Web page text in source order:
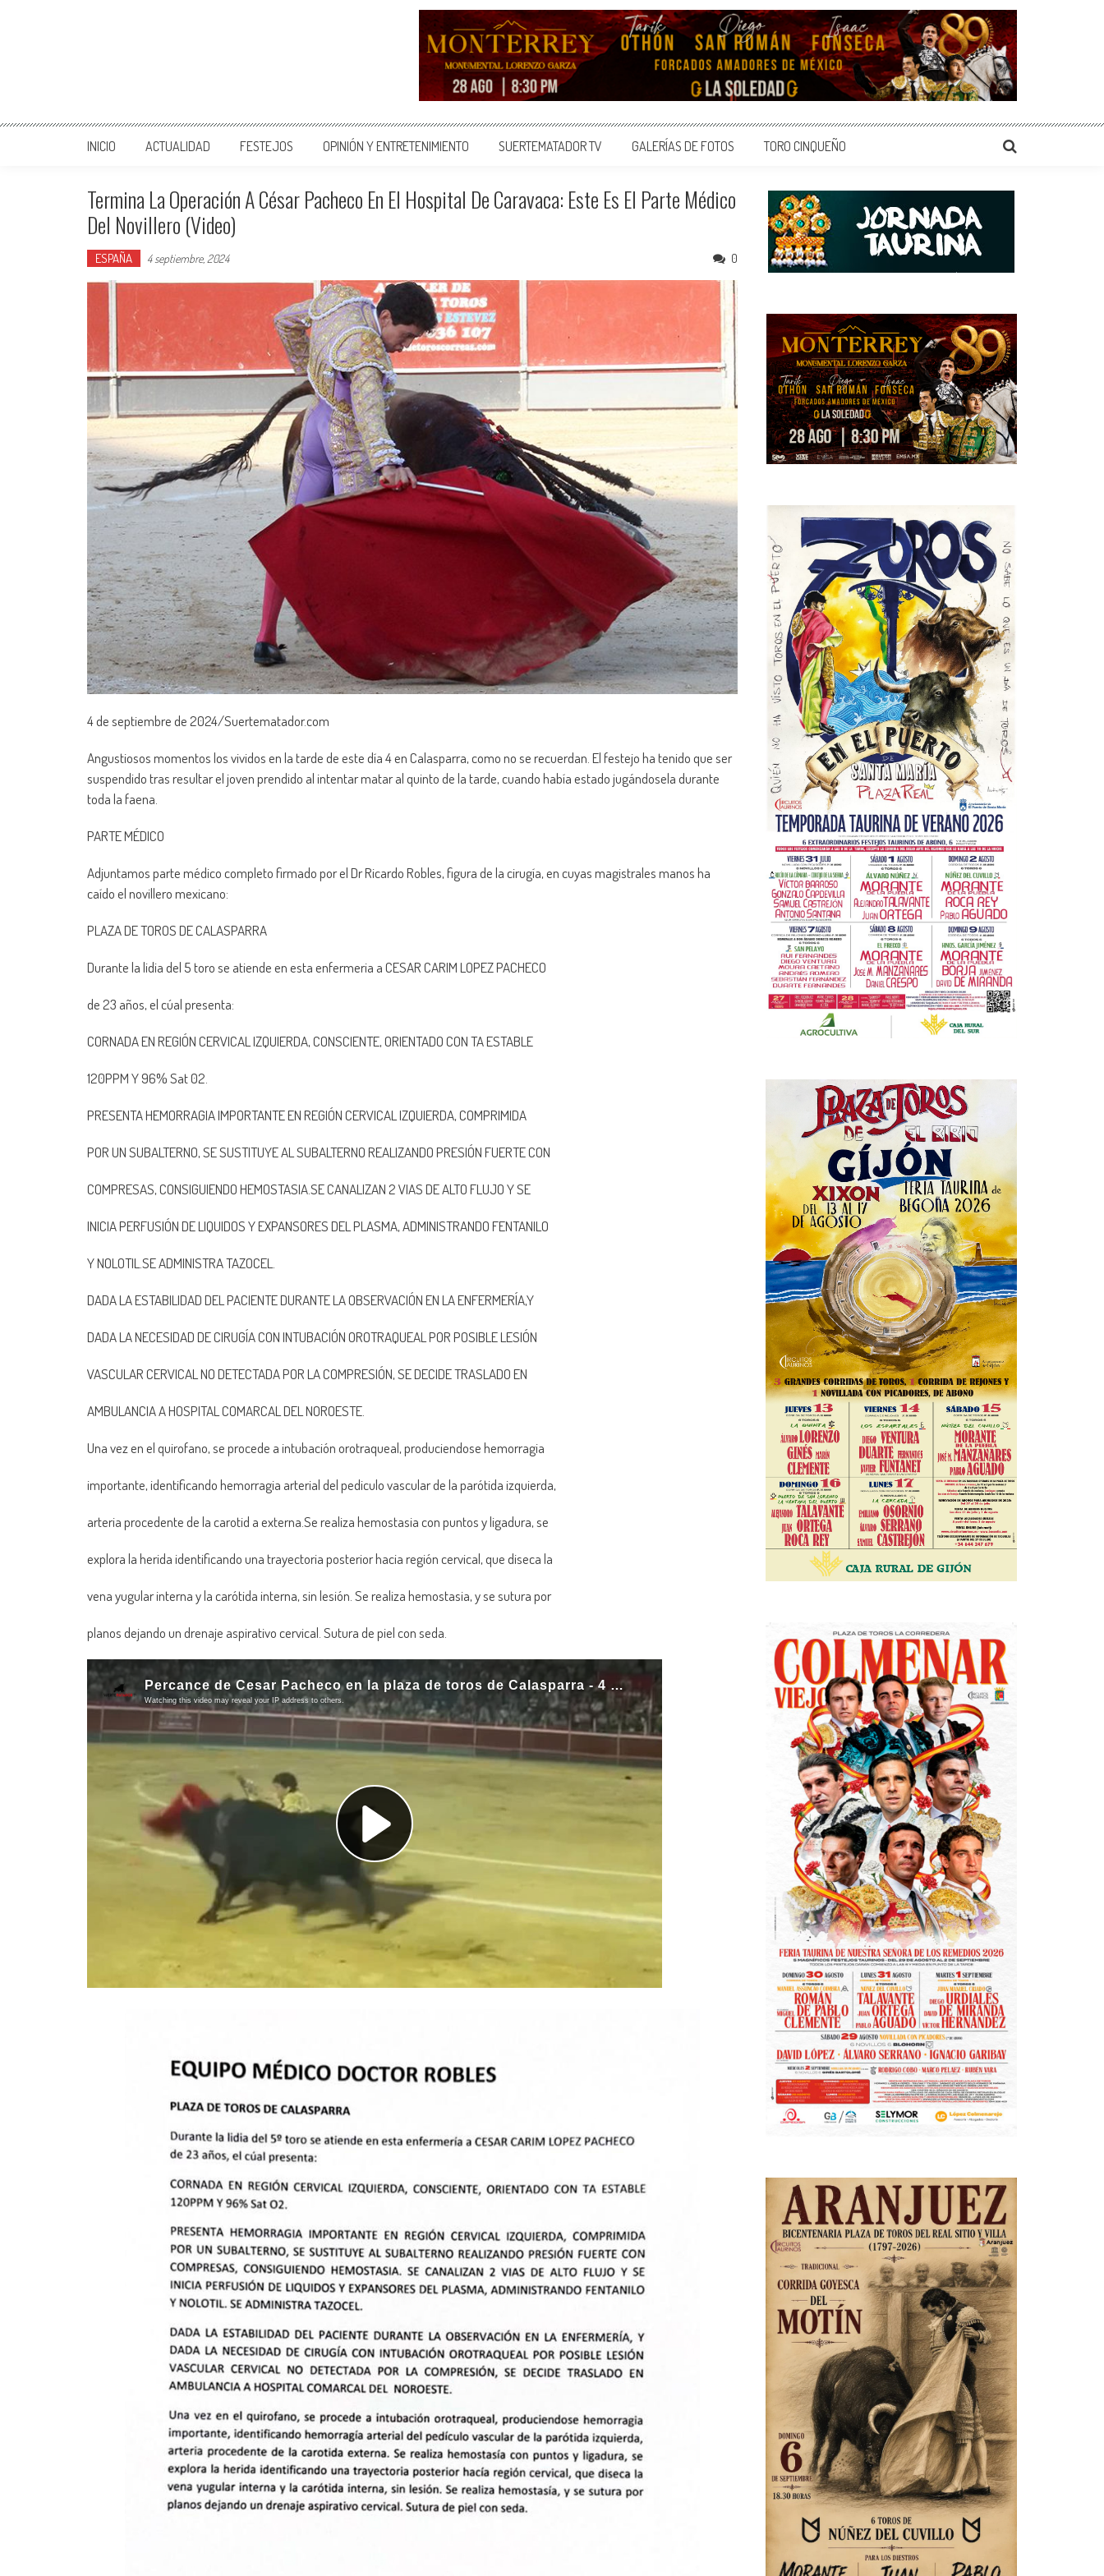
INICIO ACTUALIDAD FESTEJOS OPINIÓN Y ENTRETENIMIENTO SUERTEMATADOR TV GALERÍAS DE FOTOS TORO CINQUEÑO
Termina La Operación A César Pacheco En El Hospital De Caravaca: Este Es El Parte Médico
Del Novillero (Video)
ESPAÑA 4 septiembre, 2024 0
4 de septiembre de 2024/Suertematador.com
Angustiosos momentos los vividos en la tarde de este día 4 en Calasparra, como no se recuerdan. El festejo ha tenido que ser
suspendido tras resultar el joven prendido al intentar matar al quinto de la tarde, cuando había estado jugándosela durante
toda la faena.
PARTE MÉDICO
Adjuntamos parte médico completo firmado por el Dr Ricardo Robles, figura de la cirugía, en cuyas magistrales manos ha
caído el novillero mexicano:
PLAZA DE TOROS DE CALASPARRA
Durante la lidia del 5 toro se atiende en esta enfermeria a CESAR CARIM LOPEZ PACHECO
de 23 años, el cúal presenta:
CORNADA EN REGIÓN CERVICAL IZQUIERDA, CONSCIENTE, ORIENTADO CON TA ESTABLE
120PPM Y 96% Sat 02.
PRESENTA HEMORRAGIA IMPORTANTE EN REGIÓN CERVICAL IZQUIERDA, COMPRIMIDA
POR UN SUBALTERNO, SE SUSTITUYE AL SUBALTERNO REALIZANDO PRESIÓN FUERTE CON
COMPRESAS, CONSIGUIENDO HEMOSTASIA.SE CANALIZAN 2 VIAS DE ALTO FLUJO Y SE
INICIA PERFUSIÓN DE LIQUIDOS Y EXPANSORES DEL PLASMA, ADMINISTRANDO FENTANILO
Y NOLOTIL.SE ADMINISTRA TAZOCEL.
DADA LA ESTABILIDAD DEL PACIENTE DURANTE LA OBSERVACIÓN EN LA ENFERMERÍA,Y
DADA LA NECESIDAD DE CIRUGÍA CON INTUBACIÓN OROTRAQUEAL POR POSIBLE LESIÓN
VASCULAR CERVICAL NO DETECTADA POR LA COMPRESIÓN, SE DECIDE TRASLADO EN
AMBULANCIA A HOSPITAL COMARCAL DEL NOROESTE.
Una vez en el quirofano, se procede a intubación orotraqueal, produciendose hemorragia
importante, identificando hemorragia arterial del pediculo vascular de la parótida izquierda,
arteria procedente de la carotid a externa.Se realiza hemostasia con puntos y ligadura, se
explora la herida identificando una trayectoria posterior hacia región cervical, que diseca la
vena yugular interna y la carótida interna, sin lesión. Se realiza hemostasia, y se sutura por
planos dejando un drenaje aspirativo cervical. Sutura de piel con seda.